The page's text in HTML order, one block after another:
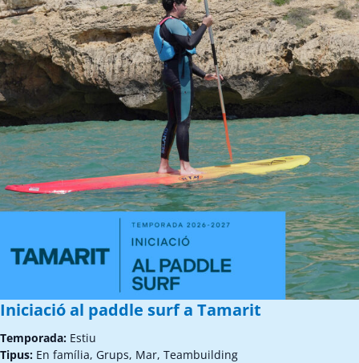
Iniciació al paddle surf a Tamarit
Temporada: Estiu
Tipus: En família, Grups, Mar, Teambuilding